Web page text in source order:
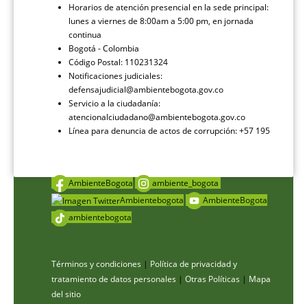
Horarios de atención presencial en la sede principal:
lunes a viernes de 8:00am a 5:00 pm, en jornada
continua
Bogotá - Colombia
Código Postal: 110231324
Notificaciones judiciales:
defensajudicial@ambientebogota.gov.co
Servicio a la ciudadanía:
atencionalciudadano@ambientebogota.gov.co
Línea para denuncia de actos de corrupción: +57 195
AmbienteBogota
ambiente_bogota
Ambientebogota
AmbienteBogota
ambientebogota
Términos y condiciones | Política de privacidad y
tratamiento de datos personales | Otras Políticas | Mapa
del sitio